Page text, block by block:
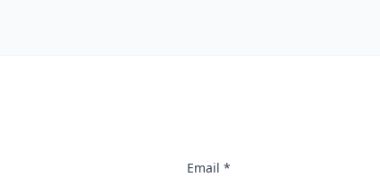
Email *